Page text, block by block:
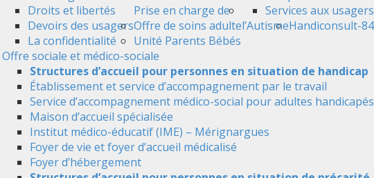
Services aux usagers
Droits et libertés
Devoirs des usagers
La confidentialité
Offre de soins adulte
Handiconsult-84
Offre sociale et médico-sociale
Structures d’accueil pour personnes en situation de handicap
Établissement et service d’accompagnement par le travail
Service d’accompagnement médico-social pour adultes handicapés
Maison d’accueil spécialisée
Institut médico-éducatif (IME) – Mérignargues
Foyer de vie et foyer d’accueil médicalisé
Foyer d’hébergement
Prise en charge de
l’Autisme
Unité Parents Bébés